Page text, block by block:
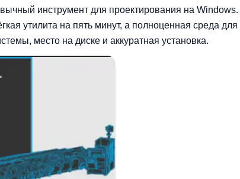
инструмент для проектирования на Windows.
утилита на пять минут, а полноценная среда для
место на диске и аккуратная установка.